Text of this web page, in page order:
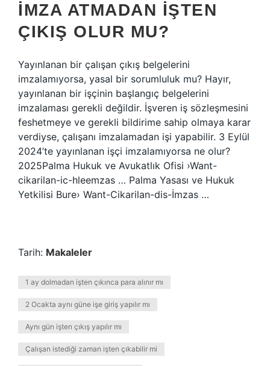
İMZA ATMADAN IŞTEN
ÇIKIŞ OLUR MU?
Yayınlanan bir çalışan çıkış belgelerini
imzalamıyorsa, yasal bir sorumluluk mu? Hayır,
yayınlanan bir işçinin başlangıç ​​belgelerini
imzalaması gerekli değildir. İşveren iş sözleşmesini
feshetmeye ve gerekli bildirime sahip olmaya karar
verdiyse, çalışanı imzalamadan işi yapabilir. 3 Eylül
2024’te yayınlanan işçi imzalamıyorsa ne olur?
2025Palma Hukuk ve Avukatlık Ofisi ›Want-
cikarilan-ic-hleemzas … Palma Yasası ve Hukuk
Yetkilisi Bure› Want-Cikarilan-dis-İmzas …
Tarih: Makaleler
1 ay dolmadan işten çıkınca para alınır mı
2 Ocakta aynı güne işe giriş yapılır mı
Aynı gün işten çıkış yapılır mı
Çalışan istediği zaman işten çıkabilir mi